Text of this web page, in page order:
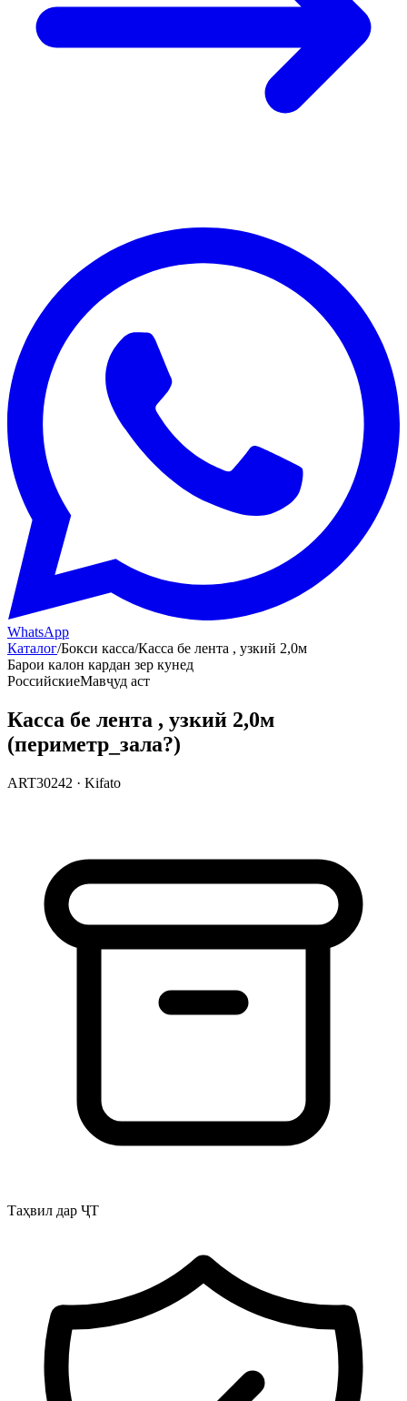
WhatsApp
Каталог/Бокси касса/Касса бе лента , узкий 2,0м
Барои калон кардан зер кунед
РоссийскиеМавҷуд аст
Касса бе лента , узкий 2,0м
(периметр_зала?)
ART30242 · Kifato
Таҳвил дар ҶТ